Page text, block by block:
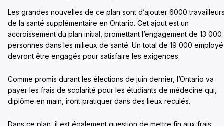
Les grandes nouvelles de ce plan sont d’ajouter 6000
de la santé supplémentaire en Ontario. Cet ajout est un
accroissement du plan initial, promettant l’engagement de 13 000
personnes dans les milieux de santé. Un total de 19 000
devront être engagés pour satisfaire les exigences.
Comme promis durant les élections de juin dernier, l’Ontario va
payer les frais de scolarité pour les étudiants de médecine qui,
diplôme en main, iront pratiquer dans des lieux reculés.